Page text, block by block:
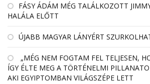
FÁSY ÁDÁM MÉG TALÁLKOZOTT
HALÁLA ELŐTT
ÚJABB MAGYAR LÁNYÉRT
„MÉG NEM FOGTAM FEL TELJESEN,
ÍGY ÉLTE MEG A TÖRTÉNELMI
AKI EGYIPTOMBAN VILÁGSZÉPE LETT